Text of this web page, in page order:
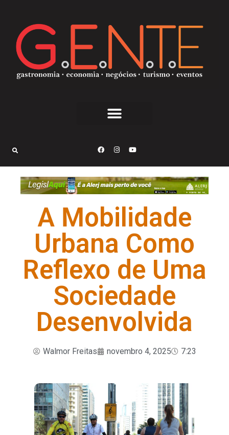
A Mobilidade
Urbana Como
Reflexo de Uma
Sociedade
Desenvolvida
Walmor Freitas novembro 4, 2025 7:23